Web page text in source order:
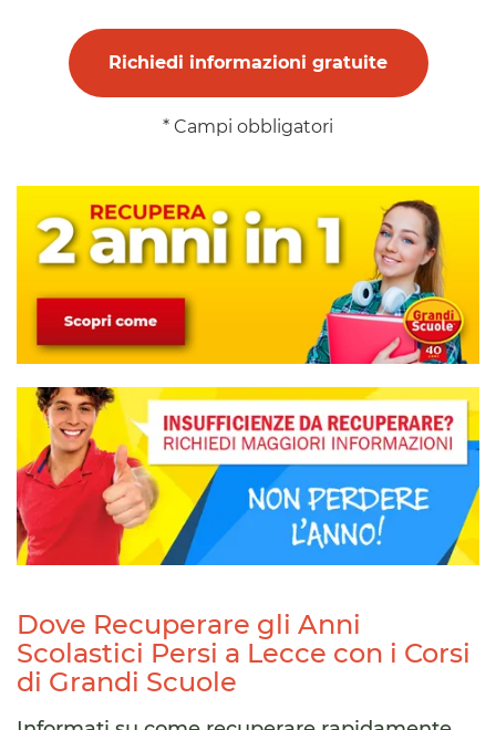
* Campi obbligatori
Dove Recuperare gli Anni
Scolastici Persi a Lecce con i Corsi
di Grandi Scuole